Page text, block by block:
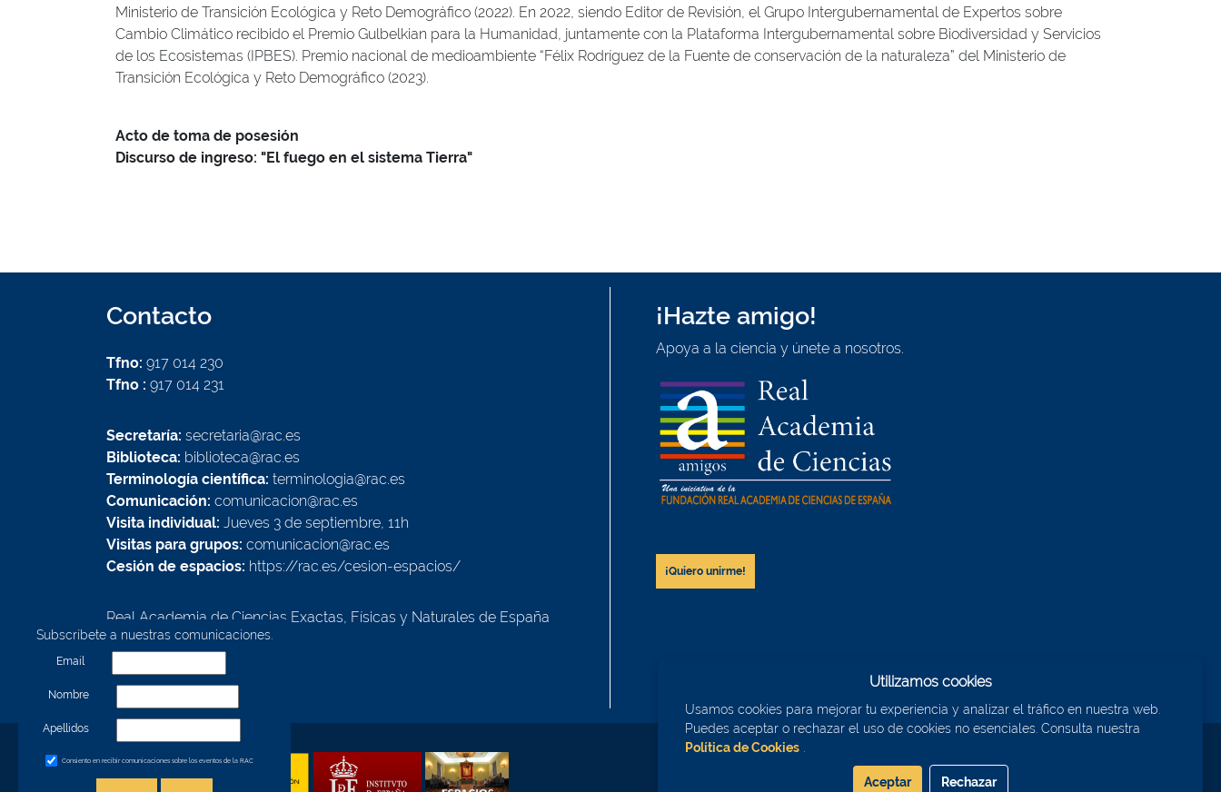
Ministerio de Transición Ecológica y Reto Demográfico (2022). En 2022, siendo Editor de Revisión, el Grupo Intergubernamental de Expertos sobre
Cambio Climático recibido el Premio Gulbelkian para la Humanidad, juntamente con la Plataforma Intergubernamental sobre Biodiversidad y Servicios
de los Ecosistemas (IPBES). Premio nacional de medioambiente “Félix Rodríguez de la Fuente de conservación de la naturaleza” del Ministerio de
Transición Ecológica y Reto Demográfico (2023).
Acto de toma de posesión
Discurso de ingreso: "El fuego en el sistema Tierra"
Contacto
Tfno: 917 014 230
Tfno : 917 014 231
Secretaría: secretaria@rac.es
Biblioteca: biblioteca@rac.es
Terminología científica: terminologia@rac.es
Comunicación: comunicacion@rac.es
Visita individual: Jueves 3 de septiembre, 11h
Visitas para grupos: comunicacion@rac.es
Cesión de espacios: https://rac.es/cesion-espacios/
Real Academia de Ciencias Exactas, Físicas y Naturales de España
Calle Valverde, 22
¡Hazte amigo!
Apoya a la ciencia y únete a nosotros.
¡Quiero unirme!
Subscríbete a nuestras comunicaciones.
Email
Nombre
Apellidos
Consiento en recibir comunicaciones sobre los eventos de la RAC
Utilizamos cookies
Usamos cookies para mejorar tu experiencia y analizar el tráfico en nuestra web.
Puedes aceptar o rechazar el uso de cookies no esenciales. Consulta nuestra
Política de Cookies
Aceptar Rechazar